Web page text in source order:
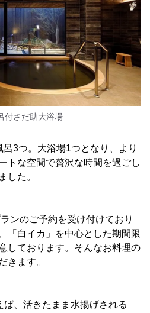
付さだ助大浴場
3つ。大浴場1つとなり、より
トな空間で贅沢な時間を過ごし
した。
ンのご予約を受け付けており
「白イカ」を中心とした期間限
しております。そんなお料理の
きます。
、活きたまま水揚げされる